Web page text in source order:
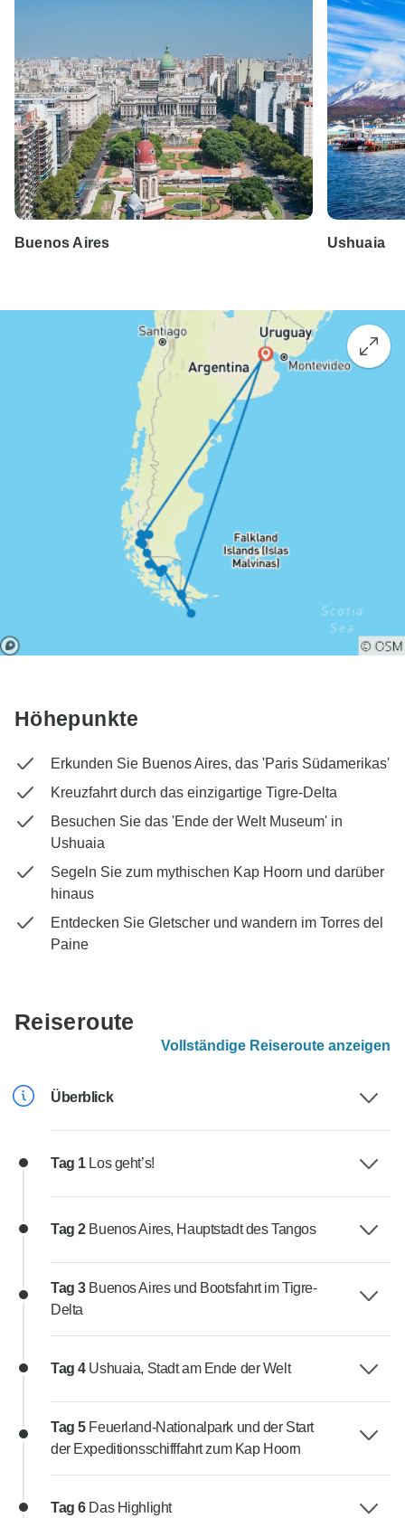
Buenos Aires Ushuaia
Höhepunkte
Erkunden Sie Buenos Aires, das 'Paris Südamerikas'
Kreuzfahrt durch das einzigartige Tigre-Delta
Besuchen Sie das 'Ende der Welt Museum' in
Ushuaia
Segeln Sie zum mythischen Kap Hoorn und darüber
hinaus
Entdecken Sie Gletscher und wandern im Torres del
Paine
Reiseroute
Vollständige Reiseroute anzeigen
Überblick
Tag 1 Los geht’s!
Tag 2 Buenos Aires, Hauptstadt des Tangos
Tag 3 Buenos Aires und Bootsfahrt im Tigre-
Delta
Tag 4 Ushuaia, Stadt am Ende der Welt
Tag 5 Feuerland-Nationalpark und der Start
der Expeditionsschifffahrt zum Kap Hoorn
Tag 6 Das Highlight